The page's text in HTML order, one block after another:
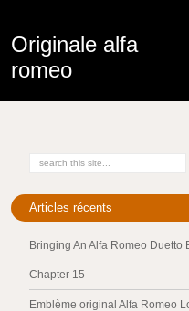
Originale alfa
romeo
Articles récents
Bringing An Alfa Romeo Duetto
Chapter 15
Emblème original Alfa Romeo